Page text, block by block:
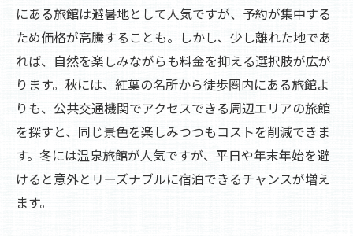
予算内で理想の旅館を選ぶための賢いステップ
予算に優しい旅館の見つけ方
コストとクオリティのバランスの取り方
ウェブサイトの活用法で賢く選ぼう
友人や家族との情報共有で選ぶ旅館
比較サイトを使った賢い選択
口コミよりも大切な現地情報
にある旅館は避暑地として人気ですが、予約が集中する
ため価格が高騰することも。しかし、少し離れた地であ
れば、自然を楽しみながらも料金を抑える選択肢が広が
ります。秋には、紅葉の名所から徒歩圏内にある旅館よ
りも、公共交通機関でアクセスできる周辺エリアの旅館
を探すと、同じ景色を楽しみつつもコストを削減できま
す。冬には温泉旅館が人気ですが、平日や年末年始を避
けると意外とリーズナブルに宿泊できるチャンスが増え
ます。